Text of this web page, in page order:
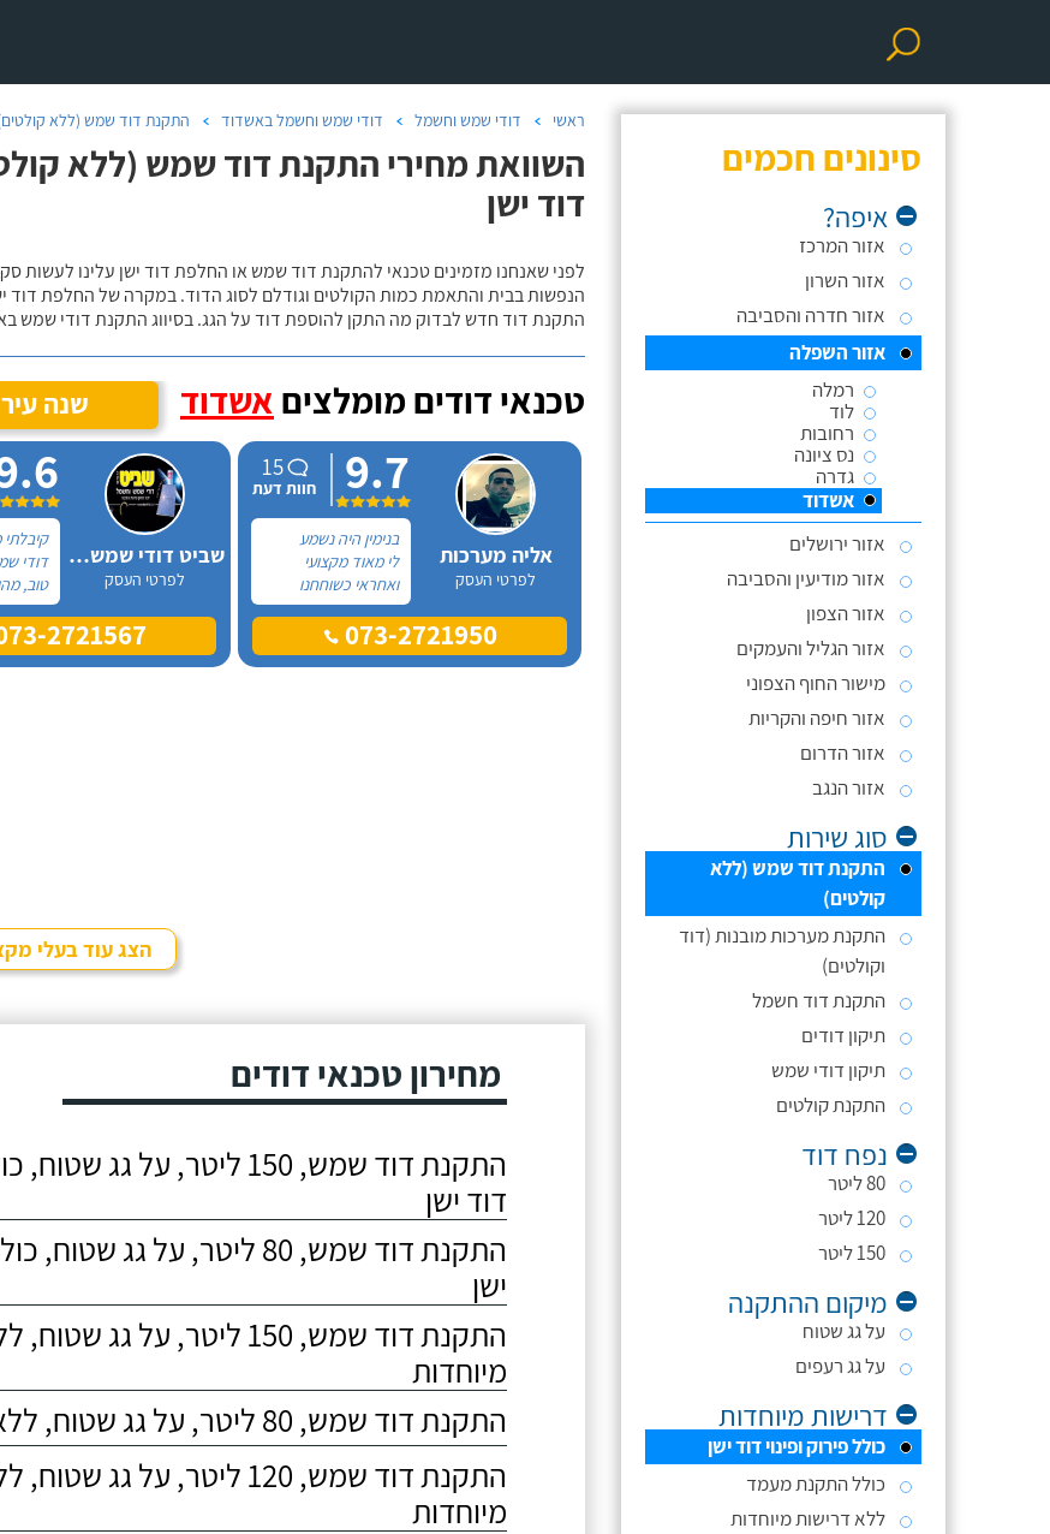
סינונים חכמים
איפה?
אזור המרכז
אזור השרון
אזור חדרה והסביבה
אזור השפלה
רמלה
לוד
רחובות
נס ציונה
גדרה
אשדוד
אזור ירושלים
אזור מודיעין והסביבה
אזור הצפון
אזור הגליל והעמקים
מישור החוף הצפוני
אזור חיפה והקריות
אזור הדרום
אזור הנגב
סוג שירות
התקנת דוד שמש (ללא
קולטים)
התקנת מערכות מובנות (דוד
וקולטים)
התקנת דוד חשמל
תיקון דודים
תיקון דודי שמש
התקנת קולטים
נפח דוד
80 ליטר
120 ליטר
150 ליטר
מיקום ההתקנה
על גג שטוח
על גג רעפים
דרישות מיוחדות
כולל פירוק ופינוי דוד ישן
כולל התקנת מעמד
ללא דרישות מיוחדות
ראשי דודי שמש וחשמל דודי שמש וחשמל באשדוד התקנת דוד שמש (ללא
השוואת מחירי התקנת דוד שמש (ללא
דוד ישן
לפני שאנחנו מזמינים טכנאי להתקנת דוד שמש או החלפת דוד ישן עלינו
הנפשות בבית והתאמת כמות הקולטים וגודלם לסוג הדוד. במקרה של החלפת
התקנת דוד חדש לבדוק מה התקן להוספת דוד על הגג. בסיווג התקנת דודי שמש
טכנאי דודים מומלצים אשדוד שנה עיר
אליה מערכות
לפרטי העסק
9.7
15
חוות דעת
בנימין היה נשמע
לי מאוד מקצועי
ואחראי כשוחחנו
בטלפון לכן, הזמנתי
אותו להחלפת דוד
שמש וקולטים בבניין בו073-2721950
שביט דודי שמש וחשמל בע"מ
לפרטי העסק
דודי
טוב,
מזמן,
הדוד2721567
הצג עוד בעלי
מחירון טכנאי דודים
התקנת דוד שמש, 150 ליטר, על גג
דוד ישן
התקנת דוד שמש, 80 ליטר, על גג
ישן
התקנת דוד שמש, 150 ליטר, על גג
מיוחדות
התקנת דוד שמש, 80 ליטר, על גג שטוח, ללא דרישות מיוחדות
התקנת דוד שמש, 120 ליטר, על גג
מיוחדות